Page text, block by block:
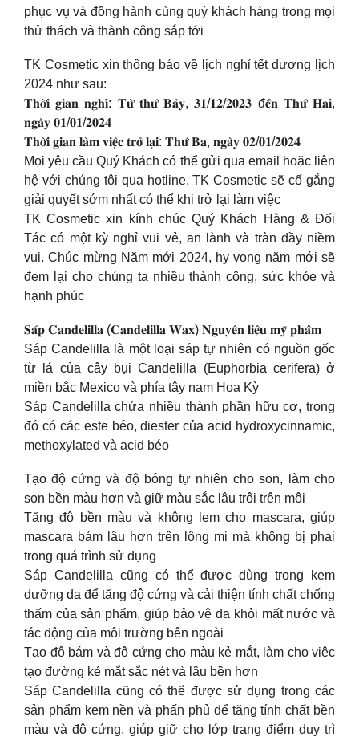
phục vụ và đồng hành cùng quý khách hàng trong mọi
thử thách và thành công sắp tới
TK Cosmetic xin thông báo về lịch nghỉ tết dương lịch
2024 như sau:
𝐓𝐡𝐨̛̀𝐢 𝐠𝐢𝐚𝐧 𝐧𝐠𝐡𝐢̉: 𝐓𝐮̛̀ 𝐭𝐡𝐮̛́ 𝐁𝐚̉𝐲, 𝟑𝟏/𝟏𝟐/𝟐𝟎𝟐𝟑 đ𝐞̂́𝐧 𝐓𝐡𝐮̛́ 𝐇𝐚𝐢,
𝐧𝐠𝐚̀𝐲 𝟎𝟏/𝟎𝟏/𝟐𝟎𝟐𝟒
𝐓𝐡𝐨̛̀𝐢 𝐠𝐢𝐚𝐧 𝐥𝐚̀𝐦 𝐯𝐢𝐞̣̂𝐜 𝐭𝐫𝐨̛̉ 𝐥𝐚̣𝐢: 𝐓𝐡𝐮̛́ 𝐁𝐚, 𝐧𝐠𝐚̀𝐲 𝟎𝟐/𝟎𝟏/𝟐𝟎𝟐𝟒
Mọi yêu cầu Quý Khách có thể gửi qua email hoặc liên
hệ với chúng tôi qua hotline. TK Cosmetic sẽ cố gắng
giải quyết sớm nhất có thể khi trở lại làm việc
TK Cosmetic xin kính chúc Quý Khách Hàng & Đối
Tác có một kỳ nghỉ vui vẻ, an lành và tràn đầy niềm
vui. Chúc mừng Năm mới 2024, hy vọng năm mới sẽ
đem lại cho chúng ta nhiều thành công, sức khỏe và
hạnh phúc
𝐒𝐚́𝐩 𝐂𝐚𝐧𝐝𝐞𝐥𝐢𝐥𝐥𝐚 (𝐂𝐚𝐧𝐝𝐞𝐥𝐢𝐥𝐥𝐚 𝐖𝐚𝐱) 𝐍𝐠𝐮𝐲𝐞̂𝐧 𝐥𝐢𝐞̣̂𝐮 𝐦𝐲̃ 𝐩𝐡𝐚̂̉𝐦
Sáp Candelilla là một loại sáp tự nhiên có nguồn gốc
từ lá của cây bụi Candelilla (Euphorbia cerifera) ở
miền bắc Mexico và phía tây nam Hoa Kỳ
Sáp Candelilla chứa nhiều thành phần hữu cơ, trong
đó có các este béo, diester của acid hydroxycinnamic,
methoxylated và acid béo
Tạo độ cứng và độ bóng tự nhiên cho son, làm cho
son bền màu hơn và giữ màu sắc lâu trôi trên môi
Tăng độ bền màu và không lem cho mascara, giúp
mascara bám lâu hơn trên lông mi mà không bị phai
trong quá trình sử dụng
Sáp Candelilla cũng có thể được dùng trong kem
dưỡng da để tăng độ cứng và cải thiện tính chất chống
thấm của sản phẩm, giúp bảo vệ da khỏi mất nước và
tác động của môi trường bên ngoài
Tạo độ bám và độ cứng cho màu kẻ mắt, làm cho việc
tạo đường kẻ mắt sắc nét và lâu bền hơn
Sáp Candelilla cũng có thể được sử dụng trong các
sản phẩm kem nền và phấn phủ để tăng tính chất bền
màu và độ cứng, giúp giữ cho lớp trang điểm duy trì